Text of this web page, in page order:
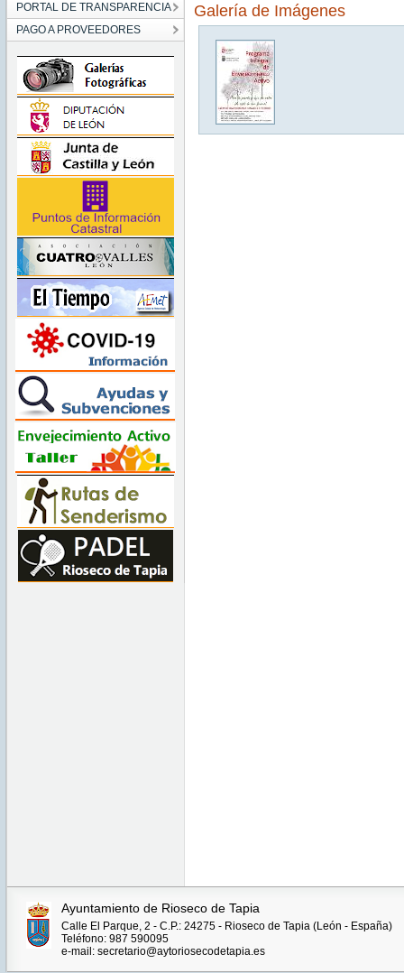
PORTAL DE TRANSPARENCIA
PAGO A PROVEEDORES
Galería de Imágenes
Ayuntamiento de Rioseco de Tapia
Calle El Parque, 2 - C.P.: 24275 - Rioseco de Tapia (León - España)
Teléfono: 987 590095
e-mail: secretario@aytoriosecodetapia.es